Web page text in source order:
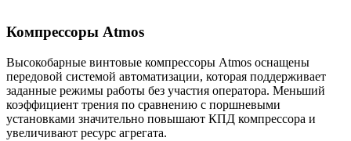
Компрессоры Atmos
Высокобарные винтовые компрессоры Atmos оснащены
передовой системой автоматизации, которая поддерживает
заданные режимы работы без участия оператора. Меньший
коэффициент трения по сравнению с поршневыми
установками значительно повышают КПД компрессора и
увеличивают ресурс агрегата.